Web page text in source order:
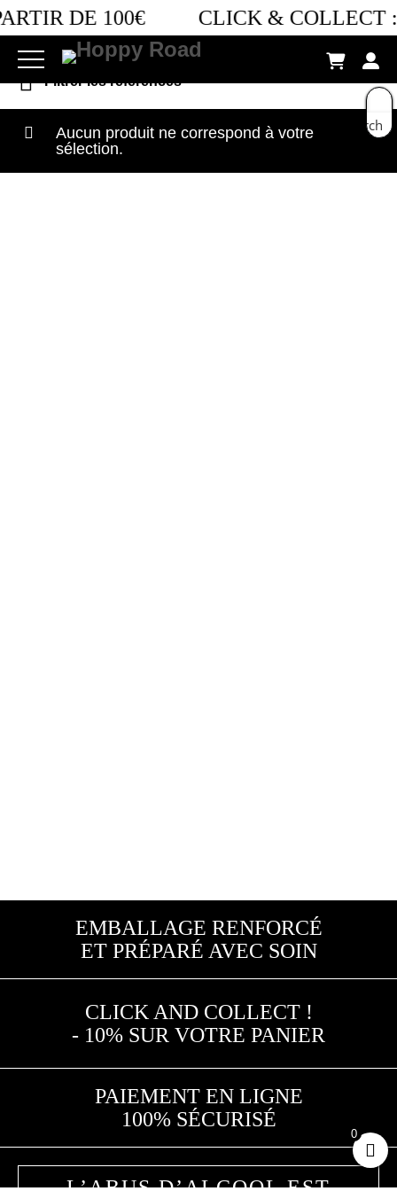
DE 100€ CLICK & COLLECT :
Search
Retro bières
Aucun produit ne correspond à votre
sélection.
Filtrer les références
EMBALLAGE RENFORCÉ
ET PRÉPARÉ AVEC SOIN
CLICK AND COLLECT !
- 10% SUR VOTRE PANIER
PAIEMENT EN LIGNE
100% SÉCURISÉ
0